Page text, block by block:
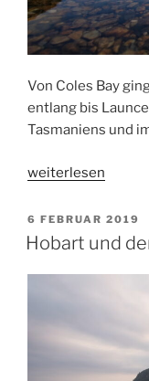
Von Coles Bay
entlang bis
Tasmaniens und
„Launceston,
Mountain
und
weiterlesen
VERÖFFENTLICHT
AM
6 FEBRUAR 2019
Hobart und